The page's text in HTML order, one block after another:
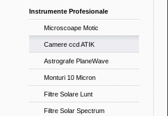
Instrumente Profesionale
Microscoape Motic
Camere ccd ATIK
Astrografe PlaneWave
Monturi 10 Micron
Filtre Solare Lunt
Filtre Solar Spectrum